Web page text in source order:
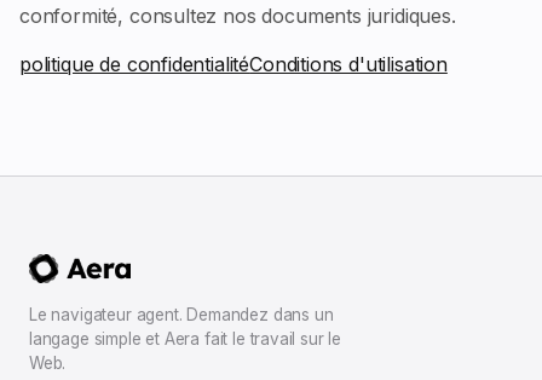
conformité, consultez nos documents juridiques.
politique de confidentialitéConditions d'utilisation
Le navigateur agent. Demandez dans un
langage simple et Aera fait le travail sur le
Web.